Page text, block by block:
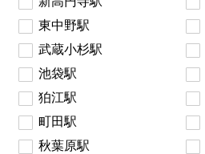
東中野駅
武蔵小杉駅
池袋駅
狛江駅
町田駅
秋葉原駅